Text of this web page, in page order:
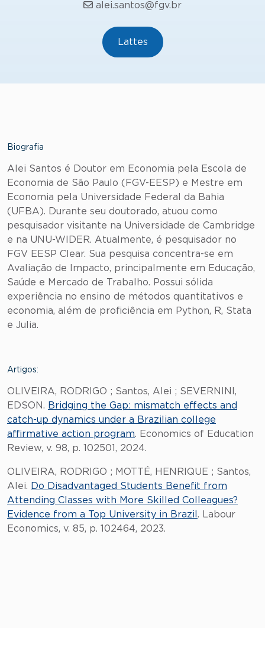
alei.santos@fgv.br
Lattes
Biografia
Alei Santos é Doutor em Economia pela Escola de
Economia de São Paulo (FGV-EESP) e Mestre em
Economia pela Universidade Federal da Bahia
(UFBA). Durante seu doutorado, atuou como
pesquisador visitante na Universidade de Cambridge
e na UNU-WIDER. Atualmente, é pesquisador no
FGV EESP Clear. Sua pesquisa concentra-se em
Avaliação de Impacto, principalmente em Educação,
Saúde e Mercado de Trabalho. Possui sólida
experiência no ensino de métodos quantitativos e
economia, além de proficiência em Python, R, Stata
e Julia.
Artigos:
OLIVEIRA, RODRIGO ; Santos, Alei ; SEVERNINI,
EDSON. Bridging the Gap: mismatch effects and
catch-up dynamics under a Brazilian college
affirmative action program. Economics of Education
Review, v. 98, p. 102501, 2024.
OLIVEIRA, RODRIGO ; MOTTÉ, HENRIQUE ; Santos,
Alei. Do Disadvantaged Students Benefit from
Attending Classes with More Skilled Colleagues?
Evidence from a Top University in Brazil . Labour
Economics, v. 85, p. 102464, 2023.